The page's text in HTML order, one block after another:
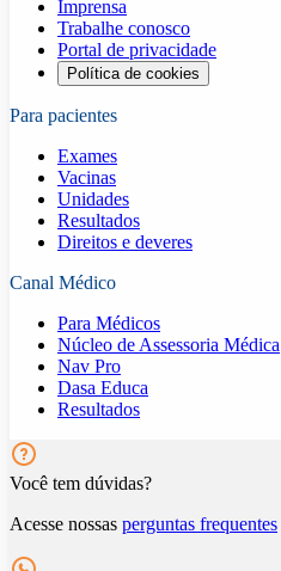
Imprensa
Trabalhe conosco
Portal de privacidade
Política de cookies
Para pacientes
Exames
Vacinas
Unidades
Resultados
Direitos e deveres
Canal Médico
Para Médicos
Núcleo de Assessoria Médica
Nav Pro
Dasa Educa
Resultados
Você tem dúvidas?
Acesse nossas perguntas frequentes